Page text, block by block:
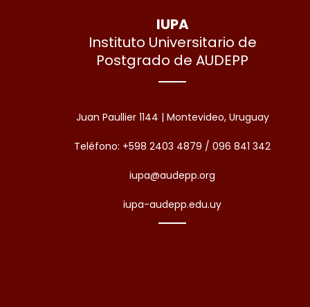
IUPA
Instituto Universitario de
Postgrado de AUDEPP
Juan Paullier 1144 | Montevideo, Uruguay
Teléfono: +598 2403 4879 / 096 841 342
iupa@audepp.org
iupa-audepp.edu.uy